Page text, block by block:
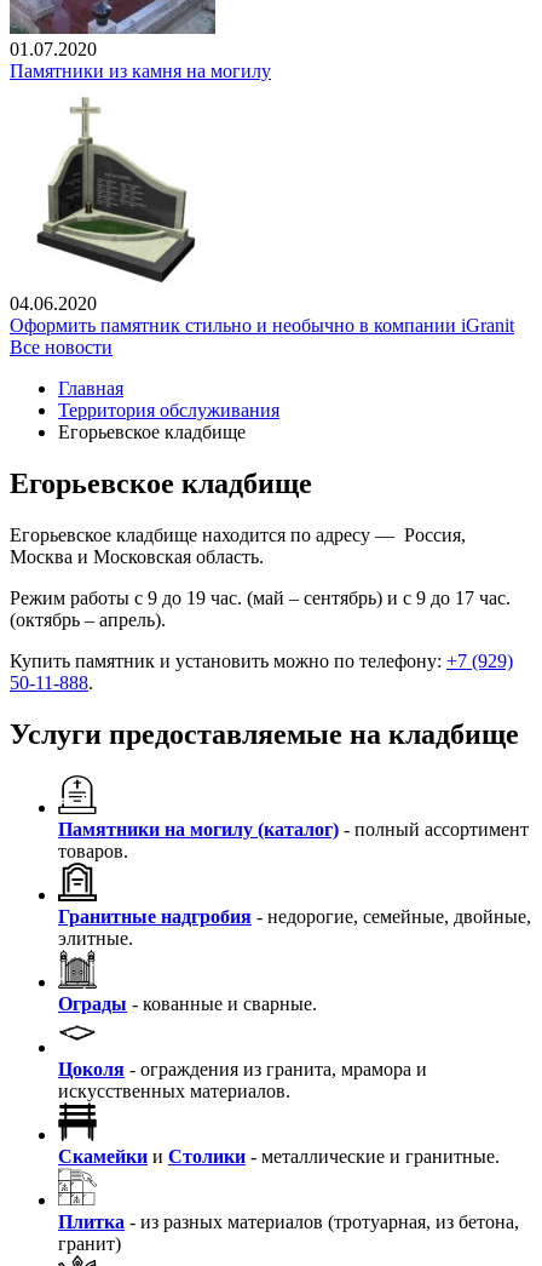
01.07.2020
Памятники из камня на могилу
04.06.2020
Оформить памятник стильно и необычно в компании iGranit
Все новости
Главная
Территория обслуживания
Егорьевское кладбище
Егорьевское кладбище
Егорьевское кладбище находится по адресу — Россия,
Москва и Московская область.
Режим работы с 9 до 19 час. (май – сентябрь) и с 9 до 17 час.
(октябрь – апрель).
Купить памятник и установить можно по телефону: +7 (929)
50-11-888.
Услуги предоставляемые на кладбище
Памятники на могилу (каталог) - полный ассортимент
товаров.
Гранитные надгробия - недорогие, семейные, двойные,
элитные.
Ограды - кованные и сварные.
Цоколя - ограждения из гранита, мрамора и
искусственных материалов.
Скамейки и Столики - металлические и гранитные.
Плитка - из разных материалов (тротуарная, из бетона,
гранит)